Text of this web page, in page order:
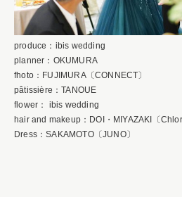
produce：ibis wedding
planner：OKUMURA
fhoto：FUJIMURA〔CONNECT〕
pâtissière：TANOUE
flower： ibis wedding
hair and makeup：DOI・MIYAZAKI〔
Dress：SAKAMOTO〔JUNO〕